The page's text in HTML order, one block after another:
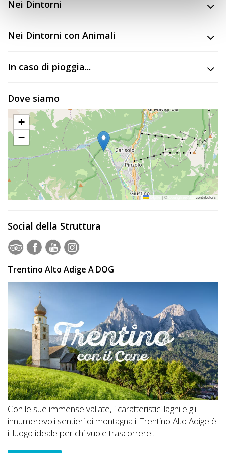
Nei Dintorni
Nei Dintorni con Animali
In caso di pioggia...
Dove siamo
+
−
|© contributors
Social della Struttura
Trentino Alto Adige A DOG
Con le sue immense vallate, i caratteristici laghi e gli
innumerevoli sentieri di montagna il Trentino Alto Adige è
il luogo ideale per chi vuole trascorrere...